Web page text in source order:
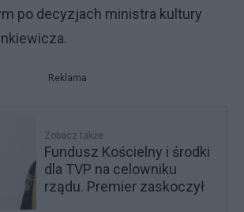
po decyzjach ministra kultury
Reklama
Zobacz także
Fundusz Kościelny i środki
dla TVP na celowniku
rządu. Premier zaskoczył